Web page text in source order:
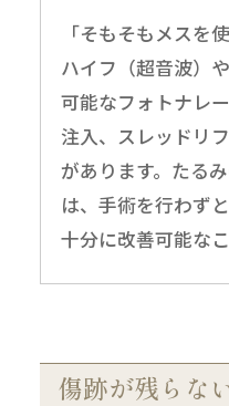
「そもそもメスを
ハイフ（超音波）
可能なフォトナレ
注入、スレッドリ
があります。たる
は、手術を行わず
十分に改善可能な
傷跡が残らな